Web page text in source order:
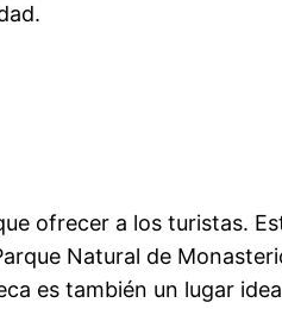
ofrecer a los turistas.
Natural de
es también un lugar